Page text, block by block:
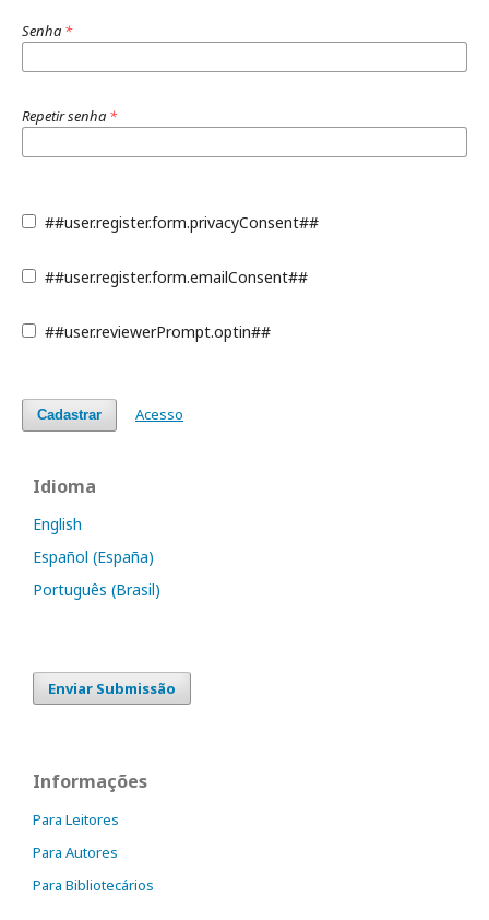
Senha *
Repetir senha *
##user.register.form.privacyConsent##
##user.register.form.emailConsent##
##user.reviewerPrompt.optin##
Cadastrar Acesso
Idioma
English
Español (España)
Português (Brasil)
Enviar Submissão
Informações
Para Leitores
Para Autores
Para Bibliotecários